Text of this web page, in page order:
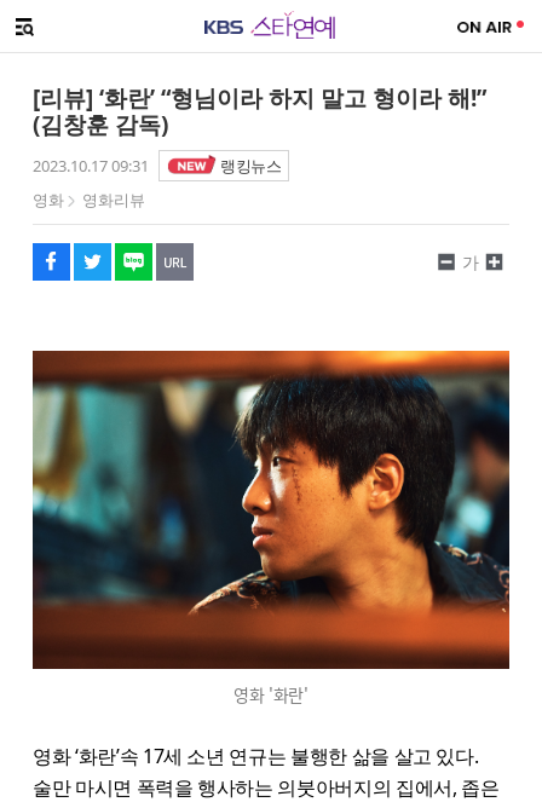
메뉴 열기
[리뷰] ‘화란’ “형님이라 하지 말고 형이라 해!”
(김창훈 감독)
2023.10.17 09:31
랭킹뉴스
영화
영화리뷰
페이스북
트위터
네이버
URL복사
글씨 작게보기
가
글씨 크게보기
영화 '화란'
영화 ‘화란’속 17세 소년 연규는 불행한 삶을 살고 있다.
술만 마시면 폭력을 행사하는 의붓아버지의 집에서, 좁은
해시태그